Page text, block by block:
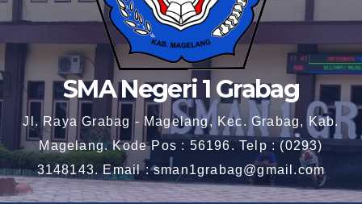
SMA Negeri 1 Grabag
Jl. Raya Grabag - Magelang, Kec. Grabag, Kab.
Magelang. Kode Pos : 56196. Telp : (0293)
3148143. Email : sman1grabag@gmail.com